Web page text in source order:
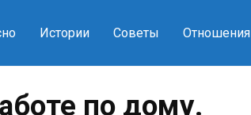
Истории Советы Отношения
по дому.